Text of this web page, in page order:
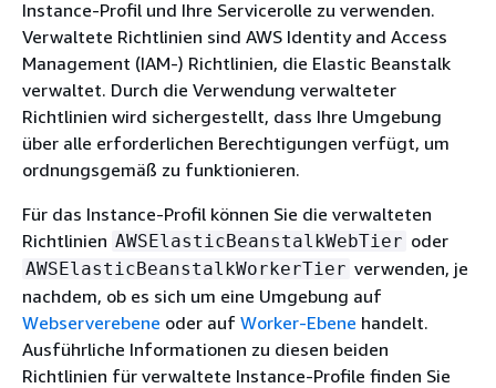
Instance-Profil und Ihre Servicerolle zu verwenden.
Verwaltete Richtlinien sind AWS Identity and Access
Management (IAM-) Richtlinien, die Elastic Beanstalk
verwaltet. Durch die Verwendung verwalteter
Richtlinien wird sichergestellt, dass Ihre Umgebung
über alle erforderlichen Berechtigungen verfügt, um
ordnungsgemäß zu funktionieren.
Für das Instance-Profil können Sie die verwalteten
Richtlinien AWSElasticBeanstalkWebTier oder
AWSElasticBeanstalkWorkerTier verwenden, je
nachdem, ob es sich um eine Umgebung auf
Webserverebene oder auf Worker-Ebene handelt.
Ausführliche Informationen zu diesen beiden
Richtlinien für verwaltete Instance-Profile finden Sie